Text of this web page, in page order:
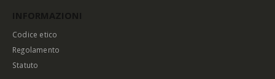
Codice etico
Regolamento
Statuto